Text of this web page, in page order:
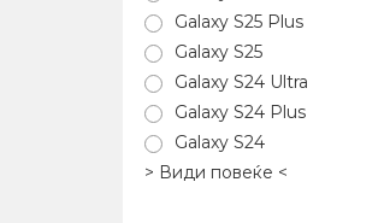
Galaxy S25 Plus
Galaxy S25
Galaxy S24 Ultra
Galaxy S24 Plus
Galaxy S24
> Види повеќе <